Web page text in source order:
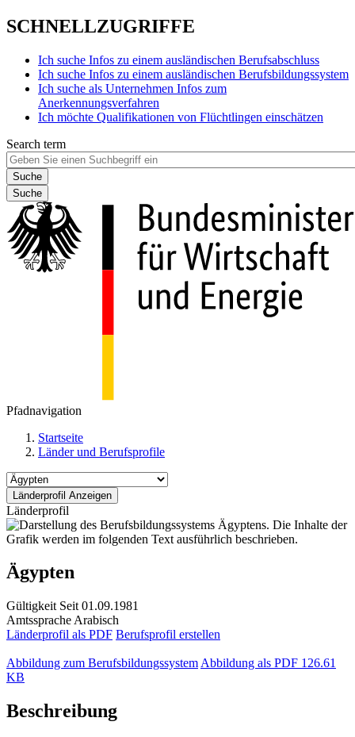
SCHNELLZUGRIFFE
Ich suche Infos zu einem ausländischen Berufsabschluss
Ich suche Infos zu einem ausländischen Berufsbildungssystem
Ich suche als Unternehmen Infos zum
Anerkennungsverfahren
Ich möchte Qualifikationen von Flüchtlingen einschätzen
Search term
Suche
Pfadnavigation
Startseite
Länder und Berufsprofile
Länderprofil
Ägypten
Gültigkeit Seit 01.09.1981
Amtssprache Arabisch
Länderprofil als PDF Berufsprofil erstellen
Abbildung zum Berufsbildungssystem Abbildung als PDF 126.61
KB
Beschreibung